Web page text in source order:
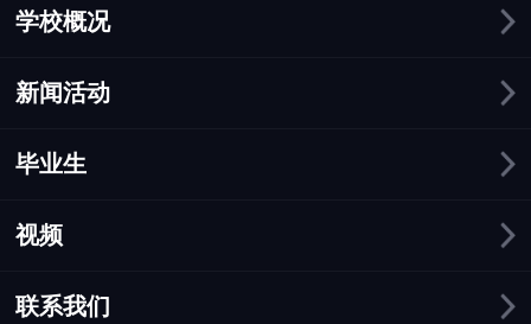
学校概况
新闻活动
毕业生
视频
联系我们